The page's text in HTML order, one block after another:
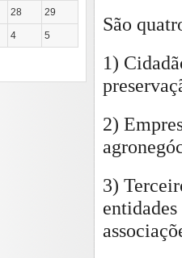
São
1)
2)
3)
28 29
4 5